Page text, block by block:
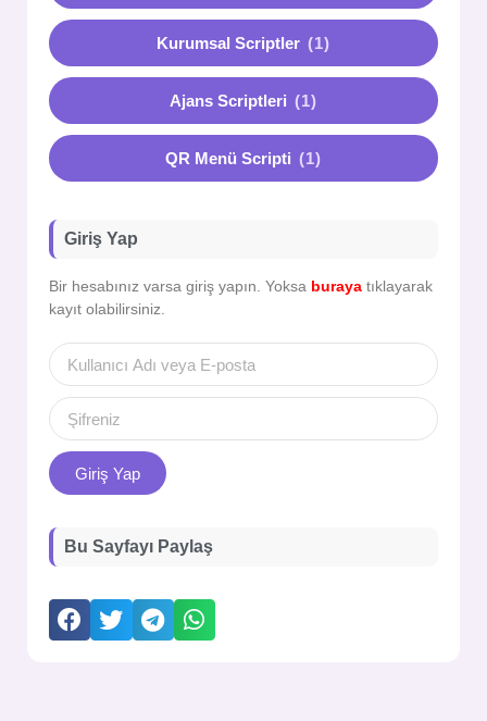
Kurumsal Scriptler (1)
Ajans Scriptleri (1)
QR Menü Scripti (1)
Giriş Yap
Bir hesabınız varsa giriş yapın. Yoksa buraya tıklayarak
kayıt olabilirsiniz.
Giriş Yap
Bu Sayfayı Paylaş